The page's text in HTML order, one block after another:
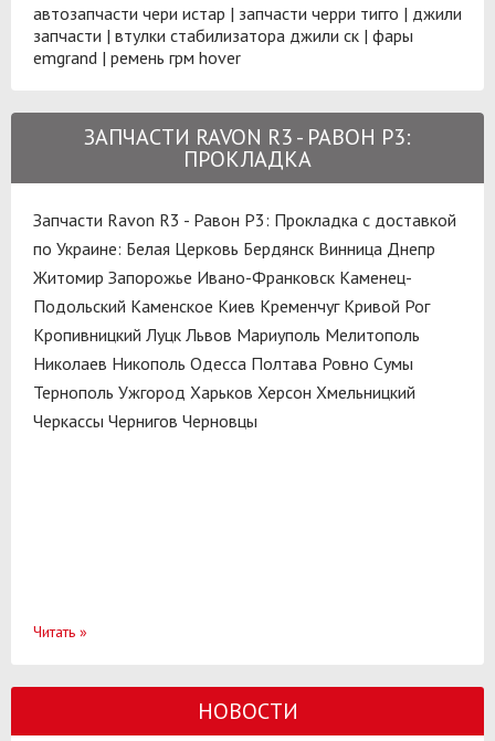
автозапчасти чери истар | запчасти черри тигго | джили
запчасти | втулки стабилизатора джили ск | фары
emgrand | ремень грм hover
ЗАПЧАСТИ RAVON R3 - РАВОН Р3:
ПРОКЛАДКА
Запчасти Ravon R3 - Равон Р3: Прокладка с доставкой
по Украине: Белая Церковь Бердянск Винница Днепр
Житомир Запорожье Ивано-Франковск Каменец-
Подольский Каменское Киев Кременчуг Кривой Рог
Кропивницкий Луцк Львов Мариуполь Мелитополь
Николаев Никополь Одесса Полтава Ровно Сумы
Тернополь Ужгород Харьков Херсон Хмельницкий
Черкассы Чернигов Черновцы
Читать »
НОВОСТИ